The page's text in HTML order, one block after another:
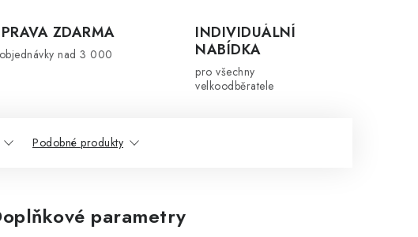
ZDARMA
nad 3 000
INDIVIDUÁLNÍ
NABÍDKA
pro všechny
velkoodběratele
Podobné produkty
parametry